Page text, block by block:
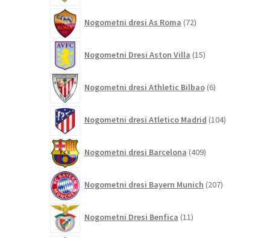
Nogometni dresi As Roma 72izdelkov
Nogometni Dresi Aston Villa 15izdelkov
Nogometni dresi Athletic Bilbao 6izdelkov
Nogometni dresi Atletico Madrid 104izdelki
Nogometni dresi Barcelona 409izdelkov
Nogometni dresi Bayern Munich 207izdelkov
Nogometni Dresi Benfica 11izdelkov